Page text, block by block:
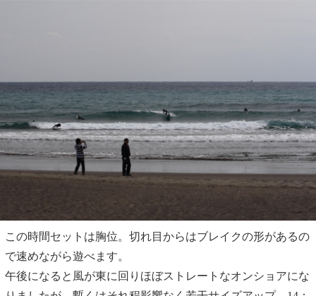
この時間セットは胸位。切れ目からはブレイクの形があるの
で速めながら遊べます。
午後になると風が東に回りほぼストレートなオンショアにな